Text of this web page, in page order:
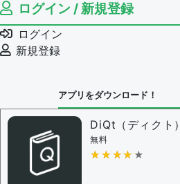
ログイン / 新規登録
ログイン
新規登録
アプリをダウンロード！
DiQt（ディクト）
無料
★★★★★
★★★★★